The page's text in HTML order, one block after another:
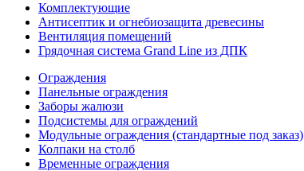
Комплектующие
Антисептик и огнебиозащита древесины
Вентиляция помещений
Грядочная система Grand Line из ДПК
Ограждения
Панельные ограждения
Заборы жалюзи
Подсистемы для ограждений
Модульные ограждения (стандартные под заказ)
Колпаки на столб
Временные ограждения